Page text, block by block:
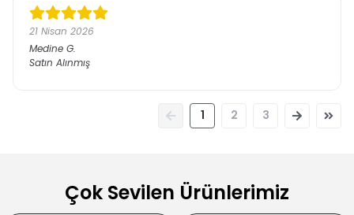
21 Nisan 2026
Medine G.
Satın Alınmış
1 2 3
Çok Sevilen Ürünlerimiz